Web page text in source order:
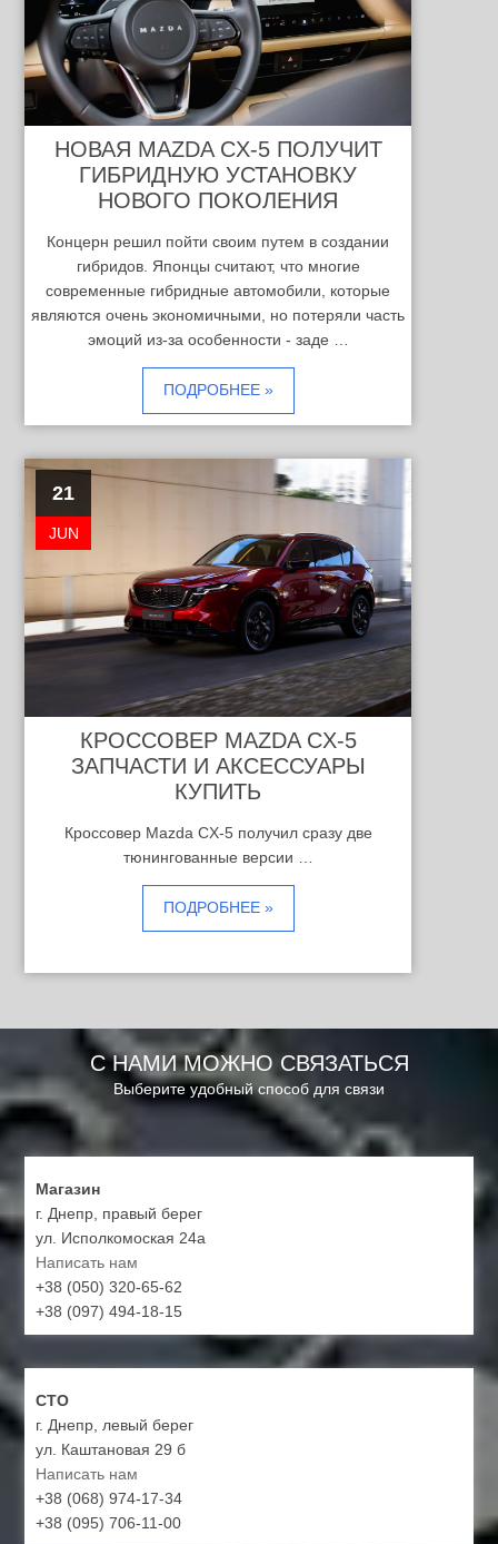
НОВАЯ MAZDA CX-5 ПОЛУЧИТ
ГИБРИДНУЮ УСТАНОВКУ
НОВОГО ПОКОЛЕНИЯ
Концерн решил пойти своим путем в создании
гибридов. Японцы считают, что многие
современные гибридные автомобили, которые
являются очень экономичными, но потеряли часть
эмоций из-за особенности - заде …
ПОДРОБНЕЕ »
21
JUN
КРОССОВЕР MAZDA CX-5
ЗАПЧАСТИ И АКСЕССУАРЫ
КУПИТЬ
Кроссовер Mazda CX-5 получил сразу две
тюнингованные версии …
ПОДРОБНЕЕ »
С НАМИ МОЖНО СВЯЗАТЬСЯ
Выберите удобный способ для связи
Магазин
г. Днепр, правый берег
ул. Исполкомоская 24а
Написать нам
+38 (050) 320-65-62
+38 (097) 494-18-15
СТО
г. Днепр, левый берег
ул. Каштановая 29 б
Написать нам
+38 (068) 974-17-34
+38 (095) 706-11-00